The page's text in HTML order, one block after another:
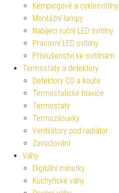
Kempingové a cyklosvítilny
Montážní lampy
Nabíjecí ruční LED svítilny
Pracovní LED svítilny
Příslušenství ke svítilnám
Termostaty a detektory
Detektory CO a kouře
Termostatické hlavice
Termostaty
Termozásuvky
Ventilátory pod radiátor
Zavlažování
Váhy
Digitální minutky
Kuchyňské váhy